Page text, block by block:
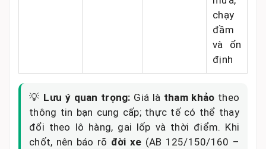
chạy
đầm
và ổn
định
💡 Lưu ý quan trọng: Giá là tham khảo theo
thông tin bạn cung cấp; thực tế có thể thay
đổi theo lô hàng, gai lốp và thời điểm. Khi
chốt, nên báo rõ đời xe (AB 125/150/160 –